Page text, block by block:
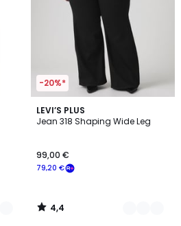
-20%*
LEVI’S PLUS
Jean 318 Shaping Wide Leg
79,20 €
99,00 €
4,4
/ 5
2
Couleurs
4,4
/